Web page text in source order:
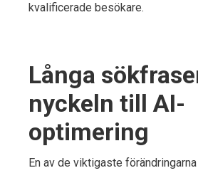
kvalificerade besökare.
Långa
nyckeln till AI-
optimering
En av de viktigaste